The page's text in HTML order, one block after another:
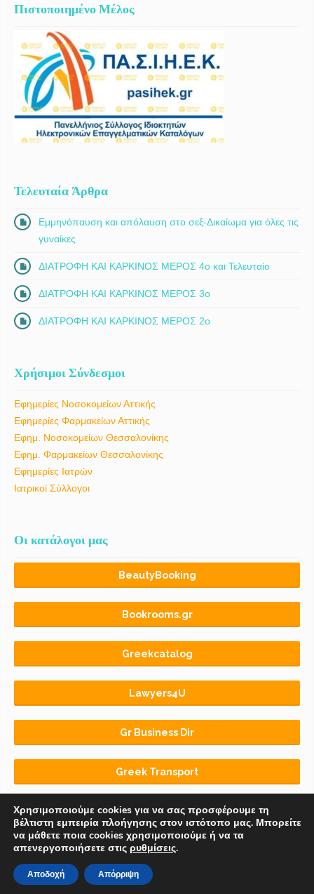
Πιστοποιημένο Μέλος
Τελευταία Άρθρα
Εμμηνόπαυση και απόλαυση στο σεξ-Δικαίωμα για όλες τις
γυναίκες
ΔΙΑΤΡΟΦΗ ΚΑΙ ΚΑΡΚΙΝΟΣ ΜΕΡΟΣ 4ο και Τελευταίο
ΔΙΑΤΡΟΦΗ ΚΑΙ ΚΑΡΚΙΝΟΣ ΜΕΡΟΣ 3ο
ΔΙΑΤΡΟΦΗ ΚΑΙ ΚΑΡΚΙΝΟΣ ΜΕΡΟΣ 2ο
Χρήσιμοι Σύνδεσμοι
Εφημερίες Νοσοκομείων Αττικής
Εφημερίες Φαρμακείων Αττικής
Εφημ. Νοσοκομείων Θεσσαλονίκης
Εφημ. Φαρμακείων Θεσσαλονίκης
Εφημερίες Ιατρών
Ιατρικοί Σύλλογοι
Οι κατάλογοι μας
BeautyBooking
Bookrooms.gr
Greekcatalog
Lawyers4U
Gr Business Dir
Greek Transport
Αρχική BLOG ΟΡΟΙ ΧΡΗΣΗΣ
© 2018-2026 Copyright byEuro-Telecommerce IKE
Χρησιμοποιούμε cookies για να σας προσφέρουμε τη
βέλτιστη εμπειρία πλοήγησης στον ιστότοπο μας. Μπορείτε
να μάθετε ποια cookies χρησιμοποιούμε ή να τα
απενεργοποιήσετε στις ρυθμίσεις.
Αποδοχή Απόρριψη